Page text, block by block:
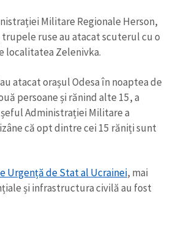
Militare Regionale Herson,
ruse au atacat scuterul cu o
localitatea Zelenivka.
atacat orașul Odesa în noaptea de
persoane și rănind alte 15, a
Administrației Militare a
că opt dintre cei 15 răniți sunt
Urgență de Stat al Ucrainei, mai
și infrastructura civilă au fost